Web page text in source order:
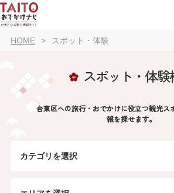
HOME スポット・体験
スポット・体験
台東区への旅行・おでかけに役立つ観光ス
報を探せます。
カテゴリを選択